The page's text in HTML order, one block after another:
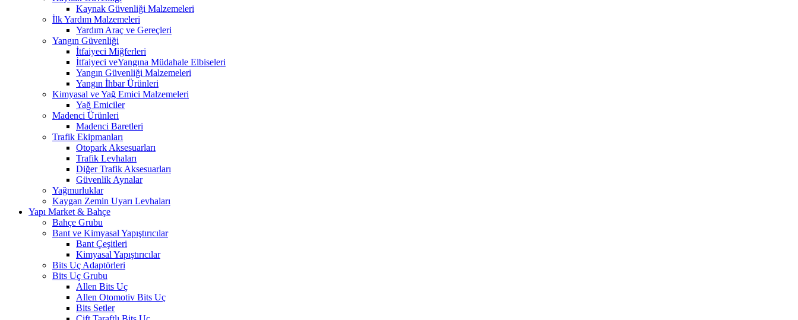
Kaynak Güvenliği Malzemeleri
İlk Yardım Malzemeleri
Yardım Araç ve Gereçleri
Yangın Güvenliği
İtfaiyeci Miğferleri
İtfaiyeci veYangına Müdahale Elbiseleri
Yangın Güvenliği Malzemeleri
Yangın İhbar Ürünleri
Kimyasal ve Yağ Emici Malzemeleri
Yağ Emiciler
Madenci Ürünleri
Madenci Baretleri
Trafik Ekipmanları
Otopark Aksesuarları
Trafik Levhaları
Diğer Trafik Aksesuarları
Güvenlik Aynalar
Yağmurluklar
Kaygan Zemin Uyarı Levhaları
Yapı Market & Bahçe
Bahçe Grubu
Bant ve Kimyasal Yapıştırıcılar
Bant Çeşitleri
Kimyasal Yapıştırıcılar
Bits Uç Adaptörleri
Bits Uç Grubu
Allen Bits Uç
Allen Otomotiv Bits Uç
Bits Setler